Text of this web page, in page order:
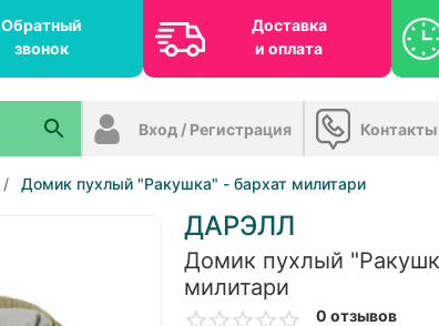
Обратный
звонок
Доставка
и оплата
Вход / Регистрация Контакты
Домик пухлый "Ракушка" - бархат милитари
ДАРЭЛЛ
Домик пухлый
милитари
0 отзывов